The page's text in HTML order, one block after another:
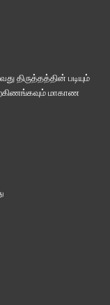
திருத்தத்தின் படியும்
மாகாண